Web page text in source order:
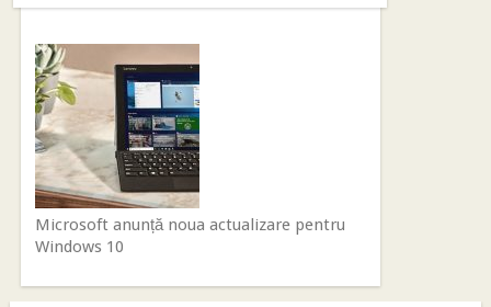
Microsoft anunță noua actualizare pentru
Windows 10